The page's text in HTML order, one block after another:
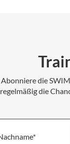
Abonniere die
regelmäßig die